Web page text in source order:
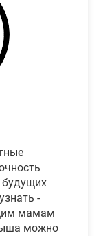
будущих
-
мамам
можно